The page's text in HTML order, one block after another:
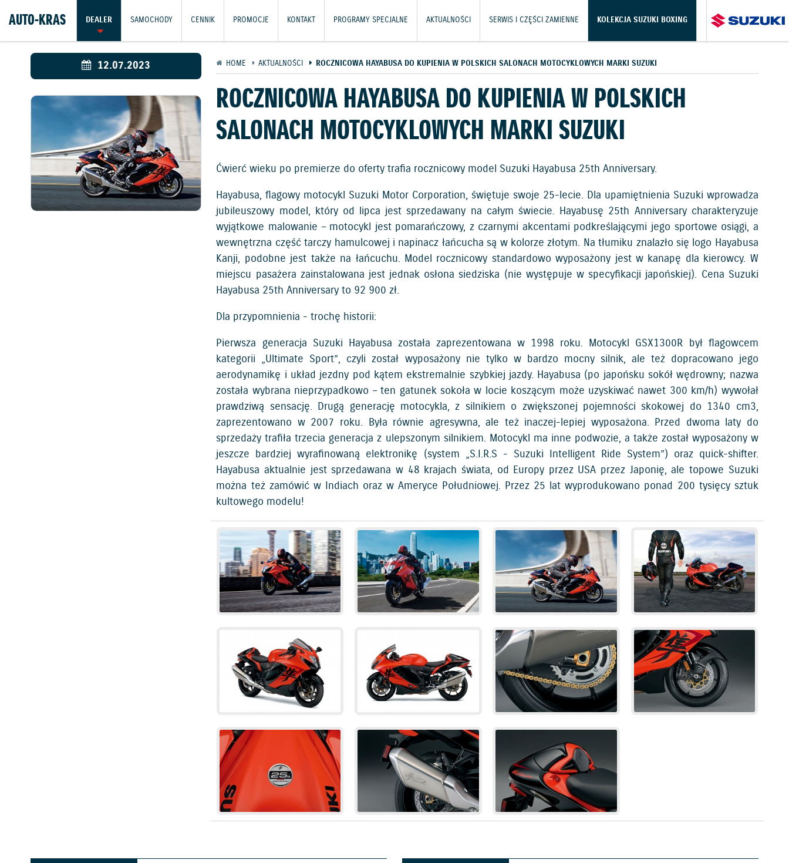
AUTO-KRAS DEALER SAMOCHODY CENNIK PROMOCJE KONTAKT PROGRAMY SPECJALNE AKTUALNOŚCI SERWIS I CZĘŚCI ZAMIENNE KOLEKCJA SUZUKI BOXING
12.07.2023 HOME AKTUALNOŚCI ROCZNICOWA HAYABUSA DO KUPIENIA W POLSKICH SALONACH MOTOCYKLOWYCH MARKI SUZUKI
ROCZNICOWA HAYABUSA DO KUPIENIA W POLSKICH
SALONACH MOTOCYKLOWYCH MARKI SUZUKI
Ćwierć wieku po premierze do oferty trafia rocznicowy model Suzuki Hayabusa 25th Anniversary.
Hayabusa, flagowy motocykl Suzuki Motor Corporation, świętuje swoje 25-lecie. Dla upamiętnienia Suzuki wprowadza
jubileuszowy model, który od lipca jest sprzedawany na całym świecie. Hayabusę 25th Anniversary charakteryzuje
wyjątkowe malowanie – motocykl jest pomarańczowy, z czarnymi akcentami podkreślającymi jego sportowe osiągi, a
wewnętrzna część tarczy hamulcowej i napinacz łańcucha są w kolorze złotym. Na tłumiku znalazło się logo Hayabusa
Kanji, podobne jest także na łańcuchu. Model rocznicowy standardowo wyposażony jest w kanapę dla kierowcy. W
miejscu pasażera zainstalowana jest jednak osłona siedziska (nie występuje w specyfikacji japońskiej). Cena Suzuki
Hayabusa 25th Anniversary to 92 900 zł.
Dla przypomnienia - trochę historii:
Pierwsza generacja Suzuki Hayabusa została zaprezentowana w 1998 roku. Motocykl GSX1300R był flagowcem
kategorii „Ultimate Sport”, czyli został wyposażony nie tylko w bardzo mocny silnik, ale też dopracowano jego
aerodynamikę i układ jezdny pod kątem ekstremalnie szybkiej jazdy. Hayabusa (po japońsku sokół wędrowny; nazwa
została wybrana nieprzypadkowo – ten gatunek sokoła w locie koszącym może uzyskiwać nawet 300 km/h) wywołał
prawdziwą sensację. Drugą generację motocykla, z silnikiem o zwiększonej pojemności skokowej do 1340 cm3,
zaprezentowano w 2007 roku. Była równie agresywna, ale też inaczej-lepiej wyposażona. Przed dwoma laty do
sprzedaży trafiła trzecia generacja z ulepszonym silnikiem. Motocykl ma inne podwozie, a także został wyposażony w
jeszcze bardziej wyrafinowaną elektronikę (system „S.I.R.S - Suzuki Intelligent Ride System”) oraz quick-shifter.
Hayabusa aktualnie jest sprzedawana w 48 krajach świata, od Europy przez USA przez Japonię, ale topowe Suzuki
można też zamówić w Indiach oraz w Ameryce Południowej. Przez 25 lat wyprodukowano ponad 200 tysięcy sztuk
kultowego modelu!